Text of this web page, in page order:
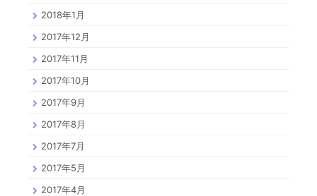
2018年1月
2017年12月
2017年11月
2017年10月
2017年9月
2017年8月
2017年7月
2017年5月
2017年4月